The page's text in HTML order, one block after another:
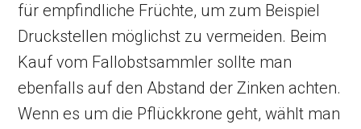
für empfindliche Früchte, um zum Beispiel
Druckstellen möglichst zu vermeiden. Beim
Kauf vom Fallobstsammler sollte man
ebenfalls auf den Abstand der Zinken achten.
Wenn es um die Pflückkrone geht, wählt man